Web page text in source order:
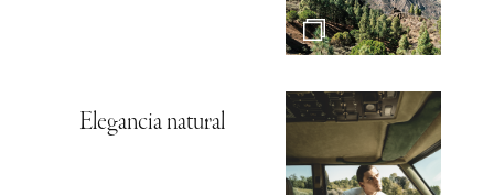
Elegancia natural